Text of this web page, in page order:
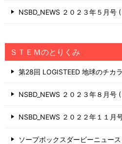
NSBD_NEWS ２０２３年５月号
ＳＴＥＭのとりくみ
第28回 LOGISTEED 地球のチカ
NSBD_NEWS ２０２３年８月号
NSBD_NEWS ２０２２年１１月
ソープボックスダービーニュー